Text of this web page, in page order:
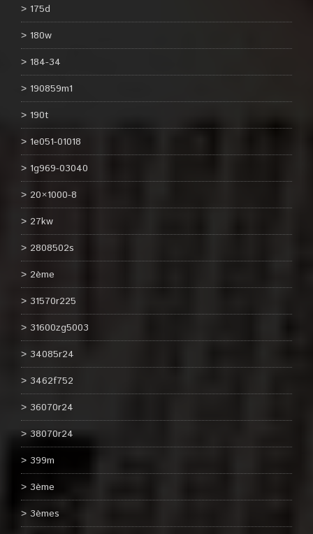
175d
180w
184-34
190859m1
190t
1e051-01018
1g969-03040
20×1000-8
27kw
2808502s
2ème
31570r225
31600zg5003
34085r24
3462f752
36070r24
38070r24
399m
3ème
3èmes